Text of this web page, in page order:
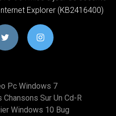
Explorer (KB2416400)
Pc Windows 7
Sur Un Cd-R
Windows 10 Bug